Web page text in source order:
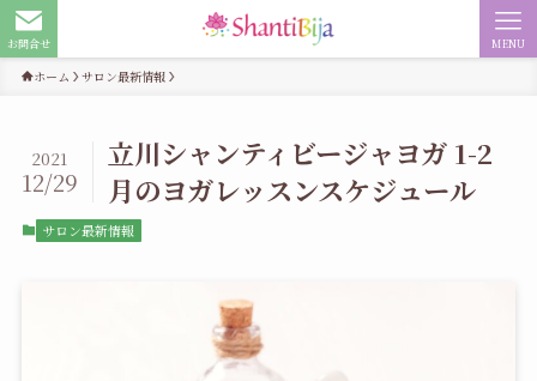
お問合せ MENU
ホーム サロン最新情報
立川シャンティビージャヨガ 1-2
月のヨガレッスンスケジュール
2021
12/29
サロン最新情報